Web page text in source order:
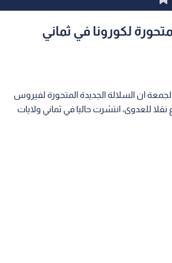
لكورونا في ثماني
ان السلالة الجديدة المتحورة لفيروس
للعدوى، انتشرت حاليا في ثماني ولايات